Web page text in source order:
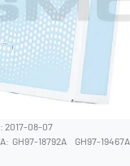
2017-08-07
GH97-18792A GH97-19467A